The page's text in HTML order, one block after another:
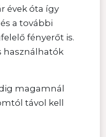
évek óta így
a további
fényerőt is.
használhatók
magamnál
távol kell